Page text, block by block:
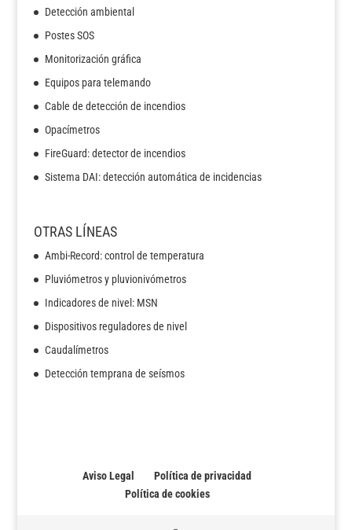
Detección ambiental
Postes SOS
Monitorización gráfica
Equipos para telemando
Cable de detección de incendios
Opacímetros
FireGuard: detector de incendios
Sistema DAI: detección automática de incidencias
OTRAS LÍNEAS
Ambi-Record: control de temperatura
Pluviómetros y pluvionivómetros
Indicadores de nivel: MSN
Dispositivos reguladores de nivel
Caudalímetros
Detección temprana de seísmos
Aviso Legal
Política de privacidad
Política de cookies